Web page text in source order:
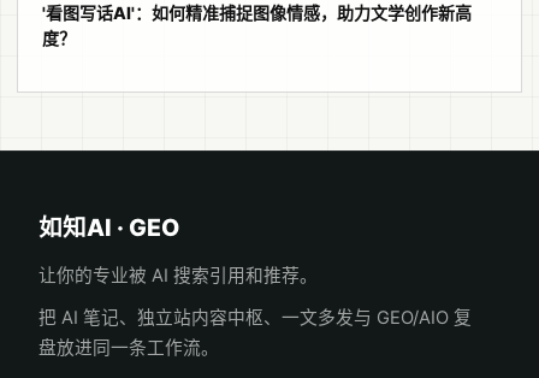
'看图写话AI'：如何精准捕捉图像情感，助力文学创作新高
度？
如知AI · GEO
让你的专业被 AI 搜索引用和推荐。
把 AI 笔记、独立站内容中枢、一文多发与 GEO/AIO 复
盘放进同一条工作流。